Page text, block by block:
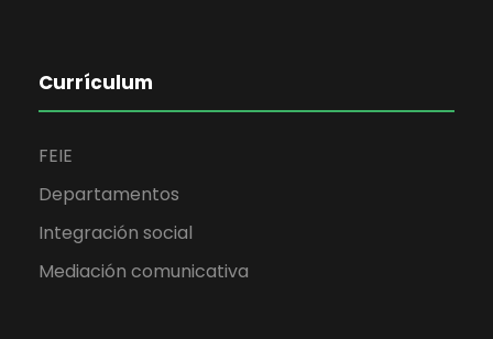
Currículum
FEIE
Departamentos
Integración social
Mediación comunicativa